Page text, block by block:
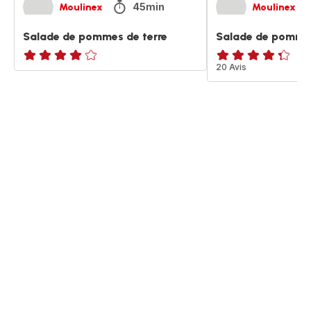
Moulinex 45min
Salade de pommes de terre
Avis
Moulinex
Salade de
ratings.4.3
20 Avis